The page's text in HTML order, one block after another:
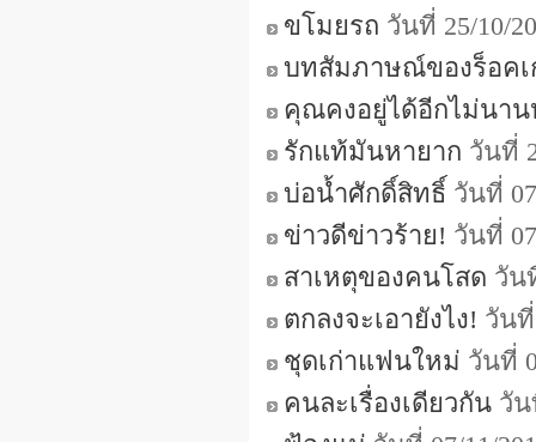
ขโมยรถ วันที่ 25/10/
บทสัมภาษณ์ของร็อค
คุณคงอยู่ได้อีกไม่นาน
รักแท้มันหายาก วันที่
บ่อน้ำศักดิ์สิทธิ์ วันที่
ข่าวดีข่าวร้าย! วันที่
สาเหตุของคนโสด วัน
ตกลงจะเอายังไง! วัน
ชุดเก่าแฟนใหม่ วันที่
คนละเรื่องเดียวกัน วัน